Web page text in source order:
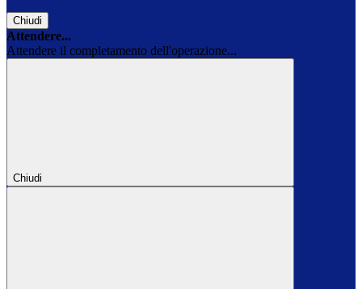
Chiudi
Attendere...
Attendere il completamento dell'operazione...
Chiudi